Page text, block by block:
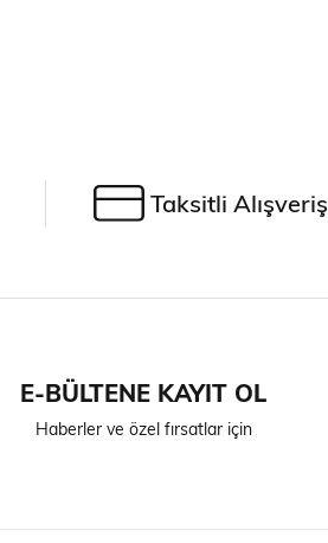
Taksitli Alışveriş
E-BÜLTENE KAYIT OL
Haberler ve özel fırsatlar için